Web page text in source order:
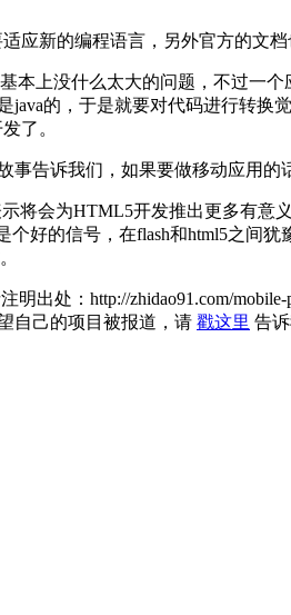
应新的编程语言，另外官方的文
本上没什么太大的问题，不过一
java的，于是就要对代码进行转
了。
事告诉我们，如果要做移动应用
示将会为HTML5开发推出更多有
好的信号，在flash和html5之间
明出处： http://zhidao91.com/mobile-
自己的项目被报道，请 戳这里 告诉